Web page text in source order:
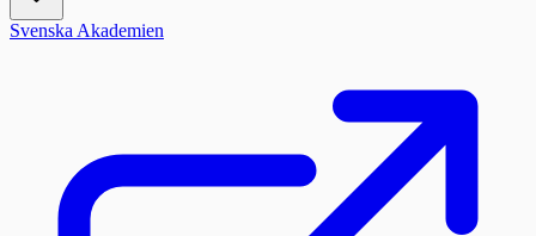
Svenska Akademien